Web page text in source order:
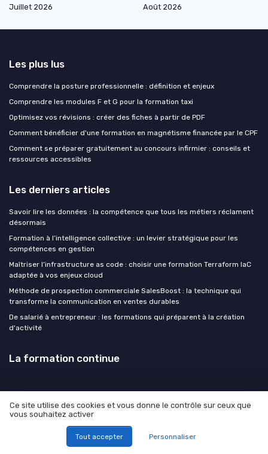
Juillet 2026
Août 2026
Les plus lus
Comprendre la posture professionnelle : définition et enjeux
Comprendre les modules F et G pour la formation taxi
Optimisez vos révisions : créer des fiches à partir de PDF
Comment bénéficier d'une formation en magnétisme financée par le CPF
Comment se préparer gratuitement au concours infirmier : conseils et
ressources accessibles
Les derniers articles
Savoir lire les données : la compétence que tous les métiers réclament
désormais
Formation à l’intelligence collective : un levier stratégique pour les
compétences en gestion
Maîtriser l’infrastructure as code : choisir une formation Terraform IaC
adaptée à vos enjeux cloud
Méthode de prospection commerciale SalesBoost : la technique qui
transforme la communication en ventes durables
De salarié à entrepreneur : les formations qui préparent à la création
d'activité
La formation continue
Mentions légales
© La formation continue 2026
Ce site utilise des cookies et vous donne le contrôle sur ceux que
vous souhaitez activer
Tout accepter Personnaliser